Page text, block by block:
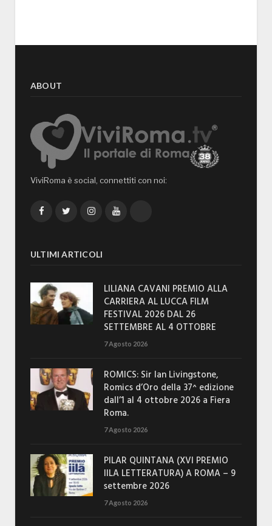
ABOUT
ViviRoma è social, connettiti con noi:
FacebookTwitterInstagramYouTube
ULTIMI ARTICOLI
LILIANA CAVANI PREMIO ALLA
CARRIERA AL LUCCA FILM
FESTIVAL 2026 DAL 26
SETTEMBRE AL 4 OTTOBRE
7 Agosto 2026
ROMICS: Sir Ian Livingstone,
Romics d’Oro della 37^ edizione
dall’1 al 4 ottobre 2026 a Fiera
Roma.
7 Agosto 2026
PILAR QUINTANA (XVI PREMIO
IILA LETTERATURA) A ROMA – 9
settembre 2026
7 Agosto 2026